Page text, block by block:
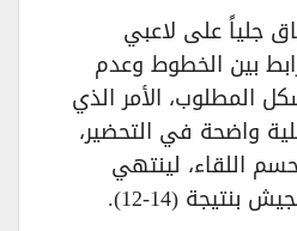
جلياً على لاعبي
بين الخطوط وعدم
المطلوب، الأمر الذي
واضحة في التحضير،
اللقاء، لينتهي
(14-12).